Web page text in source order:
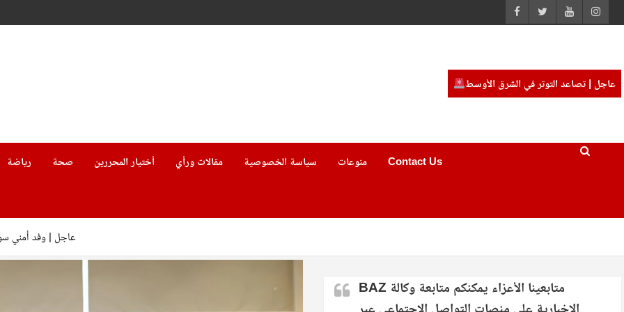
عاجل | تصاعد التوتر في الشرق الأوسط
رياضة صحة أختيار المحررين مقالات ورأي سياسة الخصوصية منوعات Contact Us
عاجل | وفد أمني
متابعينا الأعزاء يمكنكم متابعة وكالة BAZ
الاخبارية على منصات التواصل الاجتماعي عبر